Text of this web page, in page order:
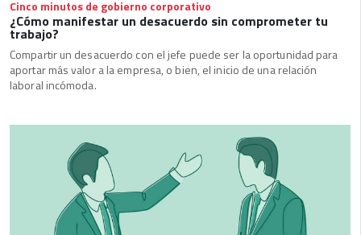
Cinco minutos de gobierno corporativo
¿Cómo manifestar un desacuerdo sin comprometer tu
trabajo?
Compartir un desacuerdo con el jefe puede ser la oportunidad para
aportar más valor a la empresa, o bien, el inicio de una relación
laboral incómoda.